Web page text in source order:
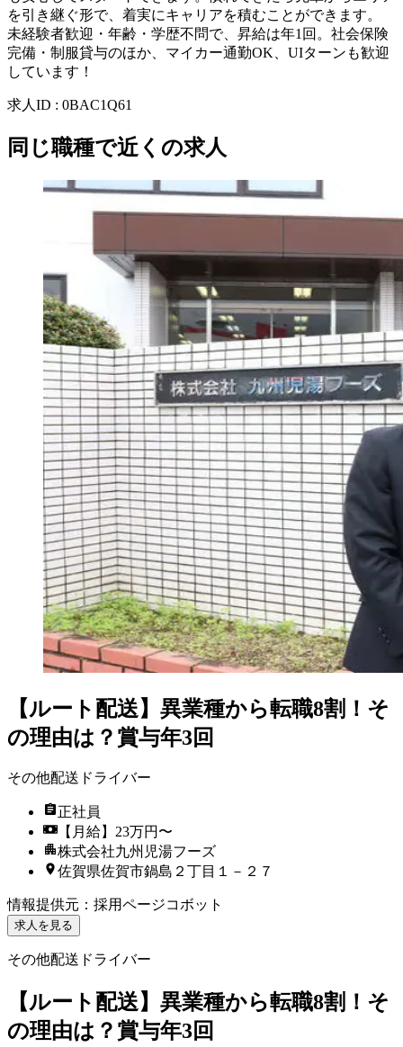
を引き継ぐ形で、着実にキャリアを積むことができます。
未経験者歓迎・年齢・学歴不問で、昇給は年1回。社会保険
完備・制服貸与のほか、マイカー通勤OK、UIターンも歓迎
しています！
求人ID : 0BAC1Q61
同じ職種で近くの求人
【ルート配送】異業種から転職8割！そ
の理由は？賞与年3回
その他配送ドライバー
正社員
【月給】23万円〜
株式会社九州児湯フーズ
佐賀県佐賀市鍋島２丁目１－２７
情報提供元 ： 採用ページコボット
求人を見る
その他配送ドライバー
【ルート配送】異業種から転職8割！そ
の理由は？賞与年3回